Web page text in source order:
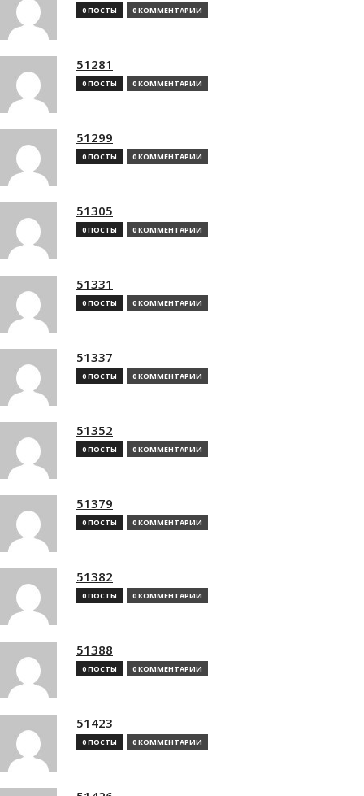
0 ПОСТЫ 0 КОММЕНТАРИИ
51281
0 ПОСТЫ 0 КОММЕНТАРИИ
51299
0 ПОСТЫ 0 КОММЕНТАРИИ
51305
0 ПОСТЫ 0 КОММЕНТАРИИ
51331
0 ПОСТЫ 0 КОММЕНТАРИИ
51337
0 ПОСТЫ 0 КОММЕНТАРИИ
51352
0 ПОСТЫ 0 КОММЕНТАРИИ
51379
0 ПОСТЫ 0 КОММЕНТАРИИ
51382
0 ПОСТЫ 0 КОММЕНТАРИИ
51388
0 ПОСТЫ 0 КОММЕНТАРИИ
51423
0 ПОСТЫ 0 КОММЕНТАРИИ